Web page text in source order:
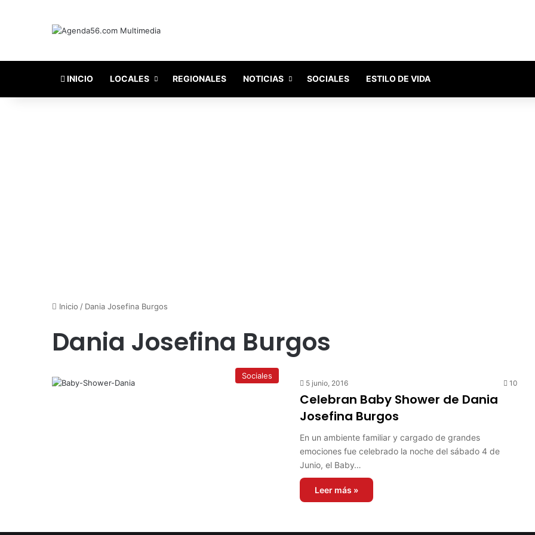
INICIO LOCALES REGIONALES NOTICIAS SOCIALES ESTILO DE VIDA
Inicio / Dania Josefina Burgos
Dania Josefina Burgos
Sociales
5 junio, 2016 10
Celebran Baby Shower de Dania
Josefina Burgos
En un ambiente familiar y cargado de grandes
emociones fue celebrado la noche del sábado 4 de
Junio, el Baby…
Leer más »